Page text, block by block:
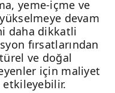
yeme-içme ve
devam
daha dikkatli
fırsatlarından
ve doğal
için maliyet
etkileyebilir.